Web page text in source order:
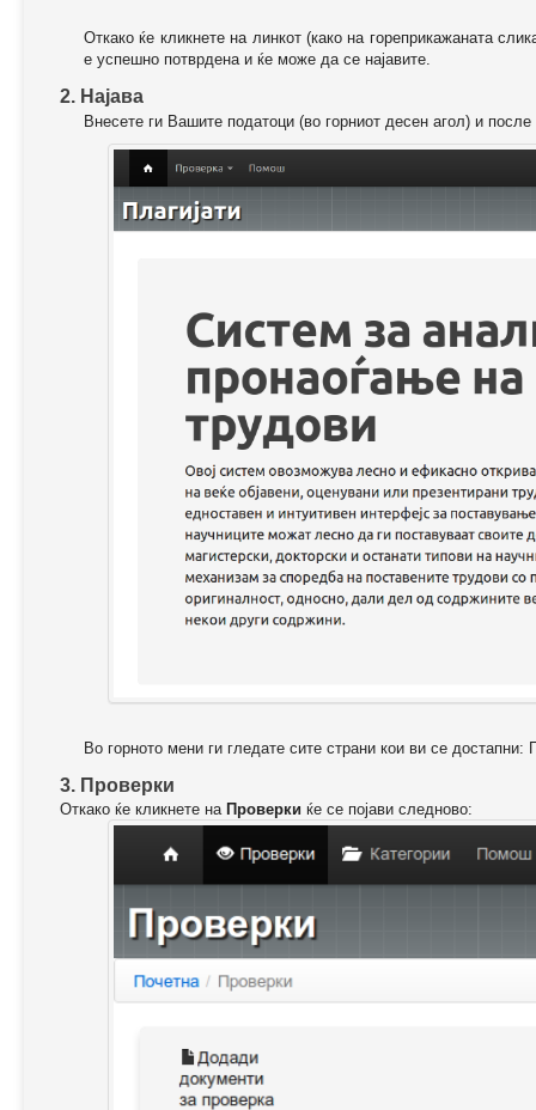
Откако ќе кликнете на линкот (како на гореприкажаната
е успешно потврдена и ќе може да се најавите.
2. Најава
Внесете ги Вашите податоци (во горниот десен агол) и
Во горното мени ги гледате сите страни кои ви се
3. Проверки
Откако ќе кликнете на Проверки ќе се појави следново: